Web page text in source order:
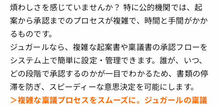
煩わしさを感じていませんか？ 特に公的機関では、起
案から承認までのプロセスが複雑で、時間と手間がかか
るものです。
ジュガールなら、複雑な起案書や稟議書の承認フローを
システム上で簡単に設定・管理できます。誰が、いつ、
どの段階で承認するのかが一目でわかるため、書類の停
滞を防ぎ、スピーディーな意思決定を可能にします。
＞複雑な稟議プロセスをスムーズに。ジュガールの稟議